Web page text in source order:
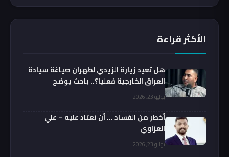
الأكثر قراءة
هل تعيد زيارة الزيدي لطهران صياغة سيادة
العراق الخارجية فعليا؟.. باحث يوضح
يوليو 23, 2026
أخطر من الفساد … أن نعتاد عليه – علي
العزاوي
يوليو 23, 2026